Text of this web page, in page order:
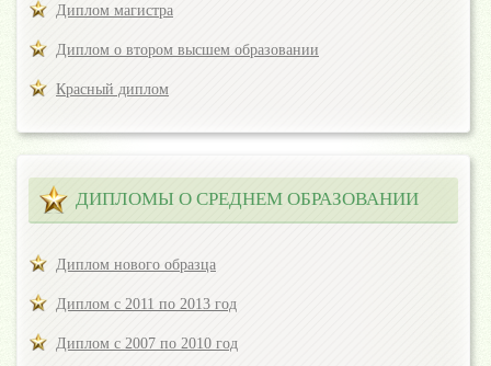
Диплом магистра
Диплом о втором высшем образовании
Красный диплом
ДИПЛОМЫ О СРЕДНЕМ ОБРАЗОВАНИИ
Диплом нового образца
Диплом с 2011 по 2013 год
Диплом с 2007 по 2010 год